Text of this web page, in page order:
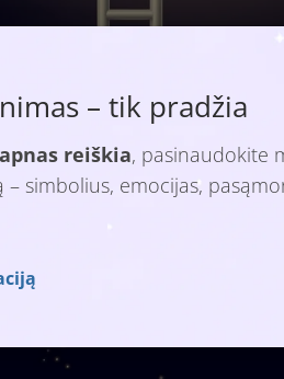
– tik pradžia
reiškia, pasinaudokite
simbolius, emocijas,